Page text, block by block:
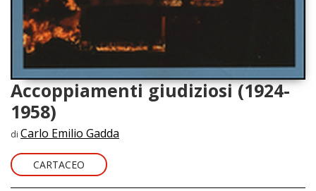
Accoppiamenti giudiziosi (1924-
1958)
di Carlo Emilio Gadda
CARTACEO